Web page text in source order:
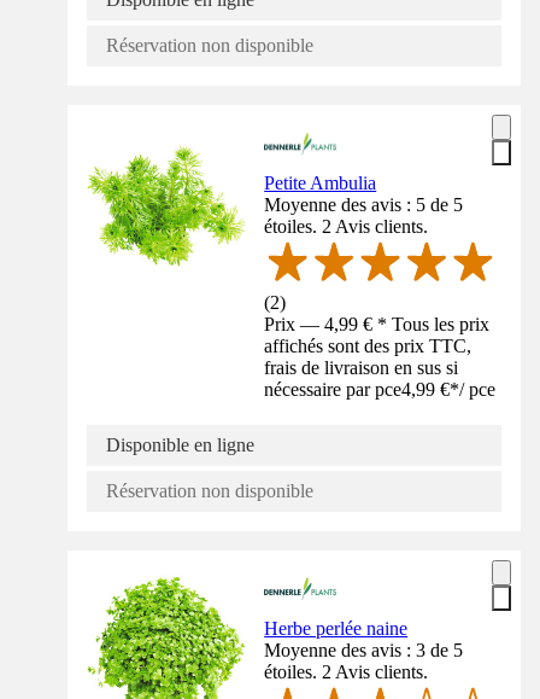
Réservation non disponible
Petite Ambulia
Moyenne des avis : 5 de 5
étoiles. 2 Avis clients.
(2)
Prix — 4,99 € * Tous les prix
affichés sont des prix TTC,
frais de livraison en sus si
nécessaire par pce4,99 €*/ pce
Disponible en ligne
Réservation non disponible
Herbe perlée naine
Moyenne des avis : 3 de 5
étoiles. 2 Avis clients.